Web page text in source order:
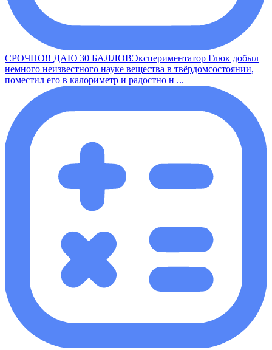
СРОЧНО!! ДАЮ 30 БАЛЛОВЭкспериментатор Глюк добыл
немного неизвестного науке вещества в твёрдомсостоянии,
поместил его в калориметр и радостно н ...